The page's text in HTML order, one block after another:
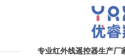
专业红外线遥控器生产厂